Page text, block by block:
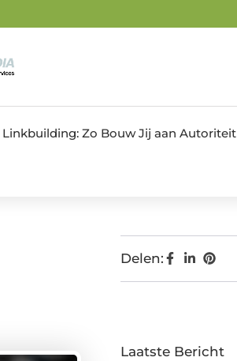
Linkbuilding: Zo Bouw Jij aan
Delen:
Laatste Bericht